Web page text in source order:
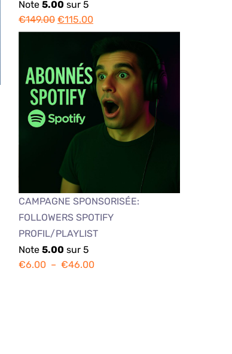
Note 5.00 sur 5
€149.00 €115.00
CAMPAGNE SPONSORISÉE:
FOLLOWERS SPOTIFY
PROFIL/PLAYLIST
Note 5.00 sur 5
€6.00 – €46.00